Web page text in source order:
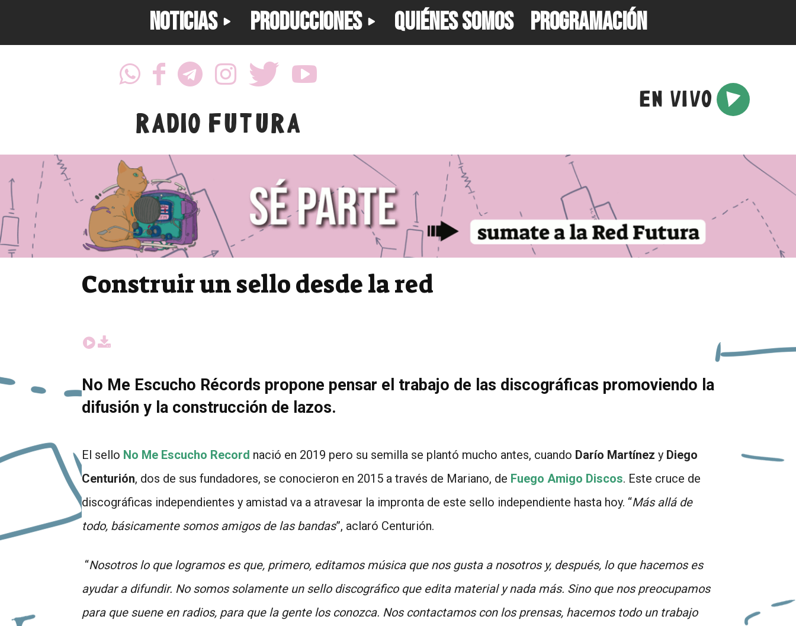
NOTICIAS PRODUCCIONES QUIÉNES SOMOS PROGRAMACIÓN
RADIO FUTURA
EN VIVO
Construir un sello desde la red
No Me Escucho Récords propone pensar el trabajo de las discográficas promoviendo la
difusión y la construcción de lazos.
El sello No Me Escucho Record nació en 2019 pero su semilla se plantó mucho antes, cuando Darío Martínez y Diego
Centurión, dos de sus fundadores, se conocieron en 2015 a través de Mariano, de Fuego Amigo Discos. Este cruce de
discográficas independientes y amistad va a atravesar la impronta de este sello independiente hasta hoy. “Más allá de
todo, básicamente somos amigos de las bandas”, aclaró Centurión.
“Nosotros lo que logramos es que, primero, editamos música que nos gusta a nosotros y, después, lo que hacemos es
ayudar a difundir. No somos solamente un sello discográfico que edita material y nada más. Sino que nos preocupamos
para que suene en radios, para que la gente los conozca. Nos contactamos con los prensas, hacemos todo un trabajo